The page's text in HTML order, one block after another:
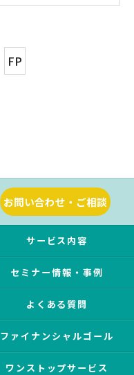
FP
お問い合わせ・ご相談
サービス内容
セミナー情報・事例
よくある質問
ファイナンシャルゴール
ワンストップサービス